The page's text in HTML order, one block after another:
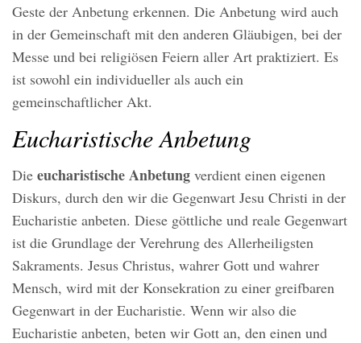
Geste der Anbetung erkennen. Die Anbetung wird auch
in der Gemeinschaft mit den anderen Gläubigen, bei der
Messe und bei religiösen Feiern aller Art praktiziert. Es
ist sowohl ein individueller als auch ein
gemeinschaftlicher Akt.
Eucharistische Anbetung
Die eucharistische Anbetung verdient einen eigenen
Diskurs, durch den wir die Gegenwart Jesu Christi in der
Eucharistie anbeten. Diese göttliche und reale Gegenwart
ist die Grundlage der Verehrung des Allerheiligsten
Sakraments. Jesus Christus, wahrer Gott und wahrer
Mensch, wird mit der Konsekration zu einer greifbaren
Gegenwart in der Eucharistie. Wenn wir also die
Eucharistie anbeten, beten wir Gott an, den einen und